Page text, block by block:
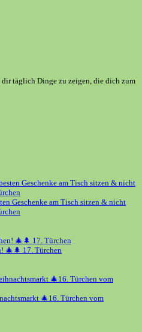
täglich Dinge zu zeigen, die dich zum
Geschenke am Tisch sitzen & nicht
🎄🌲 17. Türchen
🎄16. Türchen vom